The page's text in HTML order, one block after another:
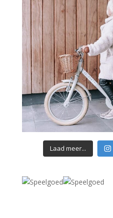
Laad meer...